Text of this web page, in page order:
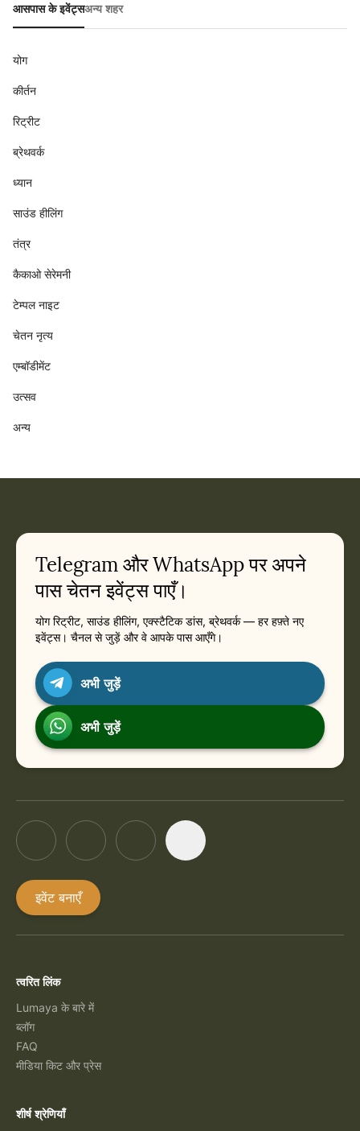
आसपास के इवेंट्सअन्य शहर
योग
कीर्तन
रिट्रीट
ब्रेथवर्क
ध्यान
साउंड हीलिंग
तंत्र
कैकाओ सेरेमनी
टेम्पल नाइट
चेतन नृत्य
एम्बॉडीमेंट
उत्सव
अन्य
Telegram और WhatsApp पर अपने
पास चेतन इवेंट्स पाएँ।
योग रिट्रीट, साउंड हीलिंग, एक्स्टैटिक डांस, ब्रेथवर्क — हर हफ़्ते नए
इवेंट्स। चैनल से जुड़ें और वे आपके पास आएँगे।
अभी जुड़ें
अभी जुड़ें
इवेंट बनाएँ
त्वरित लिंक
Lumaya के बारे में
ब्लॉग
FAQ
मीडिया किट और प्रेस
शीर्ष श्रेणियाँ